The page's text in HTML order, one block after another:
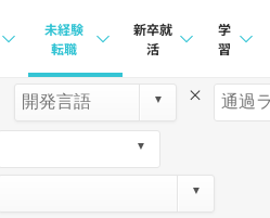
未経験
転職
求人検索
新卒就
活
求人検索
本選考
インターン
学
習
講座
×